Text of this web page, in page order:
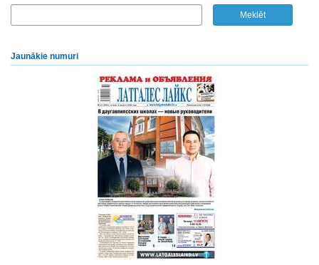
Jaunākie numuri